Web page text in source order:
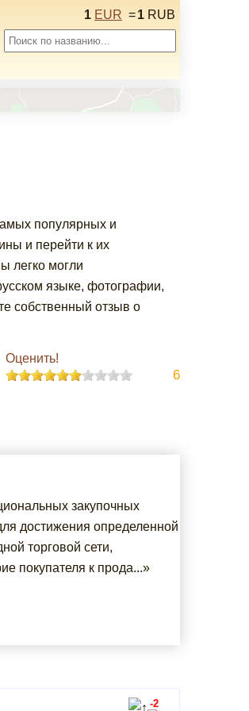
1 EUR =1 RUB
популярных и
и перейти к их
легко могли
языке, фотографии,
собственный отзыв о
Оценить!
6
закупочных
достижения определенной
торговой сети,
покупателя к прода...»
-2